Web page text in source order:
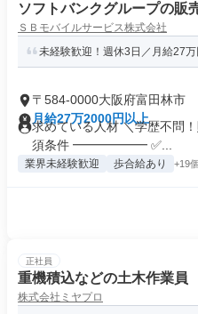
ソフトバンクグループの販
ＳＢモバイルサービス株式会社
未経験歓迎！週休3日／月給27
〒584-0000大阪府富田林市
月給27万2000円以上
求めている人材 ＼学歴不問
須条件 ━━━━━━ ✅...
業界未経験歓迎 歩合給あり +19個
正社員
重機積込などの土木作業員
株式会社ミヤプロ